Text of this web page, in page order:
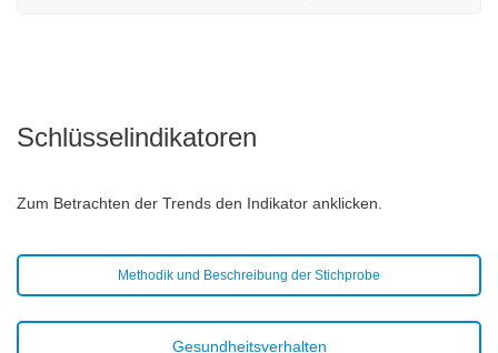
Schlüsselindikatoren
Zum Betrachten der Trends den Indikator anklicken.
Methodik und Beschreibung der Stichprobe
Gesundheitsverhalten